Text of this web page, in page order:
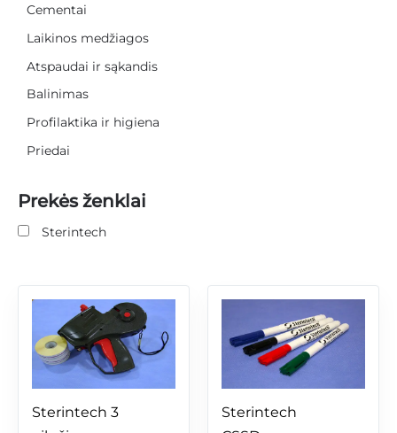
Cementai
Laikinos medžiagos
Atspaudai ir sąkandis
Balinimas
Profilaktika ir higiena
Priedai
Prekės ženklai
Sterintech
Sterintech 3
Sterintech